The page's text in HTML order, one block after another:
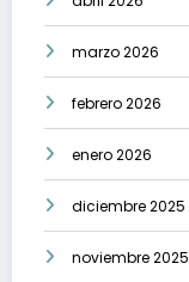
marzo 2026
febrero 2026
enero 2026
diciembre 2025
noviembre 2025